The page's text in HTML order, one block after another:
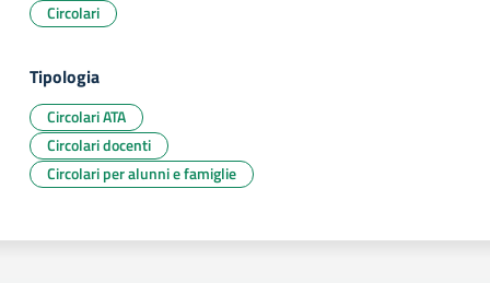
Circolari
Tipologia
Circolari ATA
Circolari docenti
Circolari per alunni e famiglie